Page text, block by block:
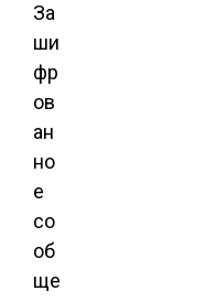
За
ши
фр
ов
ан
но
е
со
об
ще